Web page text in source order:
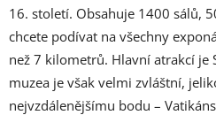
16. století. Obsahuje 1400 sálů,
chcete podívat na všechny
než 7 kilometrů. Hlavní atrakcí je
muzea je však velmi zvláštní,
nejvzdálenějšímu bodu –